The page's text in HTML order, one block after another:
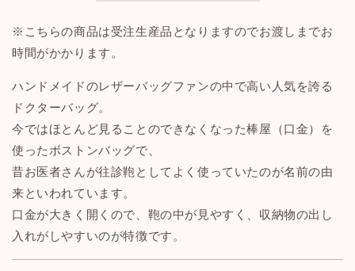
ッ
グ
革
【豊
岡
認
定
モ
デ
ル】
ッ
グ
革
岡
認
定
モ
デ
ル】
※こちらの商品は受注生産品となりますのでお渡しまでお
時間がかかります。
ハンドメイドのレザーバッグファンの中で高い人気を誇る
ドクターバッグ。
今ではほとんど見ることのできなくなった棒屋（口金）を
使ったボストンバッグで、
昔お医者さんが往診鞄としてよく使っていたのが名前の由
来といわれています。
口金が大きく開くので、鞄の中が見やすく、収納物の出し
入れがしやすいのが特徴です。